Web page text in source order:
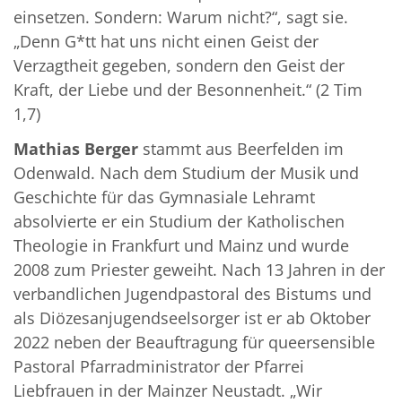
einsetzen. Sondern: Warum nicht?“, sagt sie.
„Denn G*tt hat uns nicht einen Geist der
Verzagtheit gegeben, sondern den Geist der
Kraft, der Liebe und der Besonnenheit.“ (2 Tim
1,7)
Mathias Berger stammt aus Beerfelden im
Odenwald. Nach dem Studium der Musik und
Geschichte für das Gymnasiale Lehramt
absolvierte er ein Studium der Katholischen
Theologie in Frankfurt und Mainz und wurde
2008 zum Priester geweiht. Nach 13 Jahren in der
verbandlichen Jugendpastoral des Bistums und
als Diözesanjugendseelsorger ist er ab Oktober
2022 neben der Beauftragung für queersensible
Pastoral Pfarradministrator der Pfarrei
Liebfrauen in der Mainzer Neustadt. „Wir